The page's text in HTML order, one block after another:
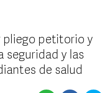
pliego petitorio y
seguridad y las
de salud